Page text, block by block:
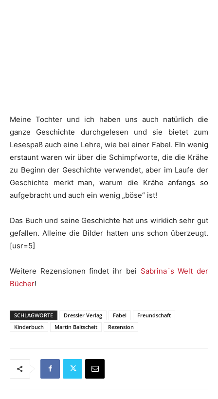
Meine Tochter und ich haben uns auch natürlich die
ganze Geschichte durchgelesen und sie bietet zum
Lesespaß auch eine Lehre, wie bei einer Fabel. EIn wenig
erstaunt waren wir über die Schimpfworte, die die Krähe
zu Beginn der Geschichte verwendet, aber im Laufe der
Geschichte merkt man, warum die Krähe anfangs so
aufgebracht und auch ein wenig „böse“ ist!
Das Buch und seine Geschichte hat uns wirklich sehr gut
gefallen. Alleine die Bilder hatten uns schon überzeugt.
[usr=5]
Weitere Rezensionen findet ihr bei Sabrina´s Welt der
Bücher!
SCHLAGWORTE Dressler Verlag Fabel
Freundschaft
Kinderbuch
Martin Baltscheit Rezension